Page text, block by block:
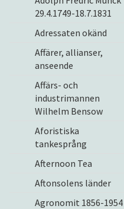
29.4.1749-18.7.1831
Adressaten okänd
Affärer, allianser,
anseende
Affärs- och
industrimannen
Wilhelm Bensow
Aforistiska
tankesprång
Afternoon Tea
Aftonsolens länder
Agronomit 1856-1954